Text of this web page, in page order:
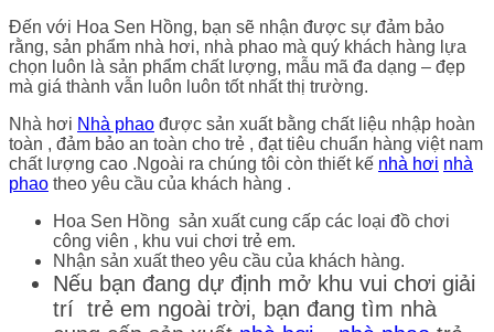
Đến với Hoa Sen Hồng, bạn sẽ nhận được sự đảm bảo
rằng, sản phẩm nhà hơi, nhà phao mà quý khách hàng lựa
chọn luôn là sản phẩm chất lượng, mẫu mã đa dạng – đẹp
mà giá thành vẫn luôn luôn tốt nhất thị trường.
Nhà hơi Nhà phao được sản xuất bằng chất liệu nhập hoàn
toàn , đảm bảo an toàn cho trẻ , đạt tiêu chuẩn hàng việt nam
chất lượng cao .Ngoài ra chúng tôi còn thiết kế nhà hơi nhà
phao theo yêu cầu của khách hàng .
Hoa Sen Hồng sản xuất cung cấp các loại đồ chơi
công viên , khu vui chơi trẻ em.
Nhận sản xuất theo yêu cầu của khách hàng.
Nếu bạn đang dự định mở khu vui chơi giải
trí trẻ em ngoài trời, bạn đang tìm nhà